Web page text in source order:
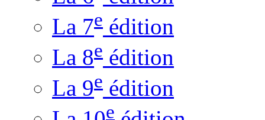
La 7e édition
La 8e édition
La 9e édition
e